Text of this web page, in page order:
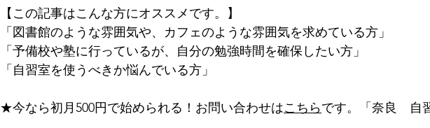
【この記事はこんな方にオススメです。】
「図書館のような雰囲気や、カフェのような雰囲気を求めている方」
「予備校や塾に行っているが、自分の勉強時間を確保したい方」
「自習室を使うべきか悩んでいる方」
★今なら初月500円で始められる！お問い合わせはこちらです。「奈良　自